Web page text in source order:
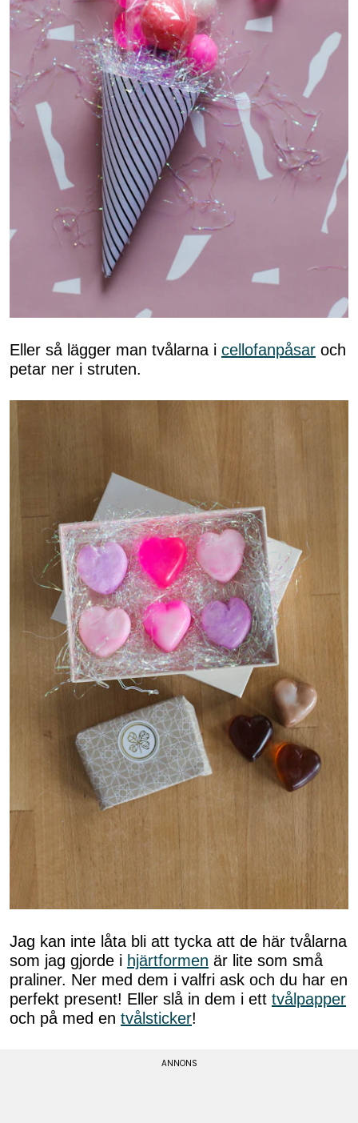
Eller så lägger man tvålarna i cellofanpåsar och
petar ner i struten.
Jag kan inte låta bli att tycka att de här tvålarna
som jag gjorde i hjärtformen är lite som små
praliner. Ner med dem i valfri ask och du har en
perfekt present! Eller slå in dem i ett tvålpapper
och på med en tvålsticker!